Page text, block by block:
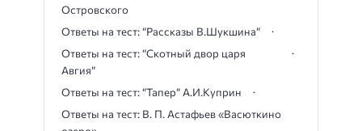
Островского
Ответы на тест: “Рассказы В.Шукшина”
Ответы на тест: “Скотный двор царя
Авгия”
Ответы на тест: “Тапер” А.И.Куприн
Ответы на тест: В. П. Астафьев «Васюткино